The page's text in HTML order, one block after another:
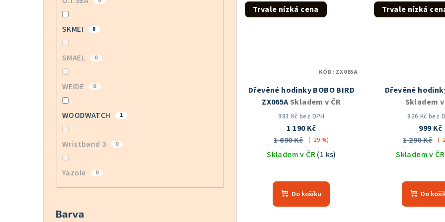
SKMEI 8
SMAEL 0
WEIDE 0
WOODWATCH 1
Wristband 3 0
Yazole 0
Barva
hvězdiček.
Trvale nízká cena
Dřevěné hodinky BOBO BIRD
ZX065A Skladem v ČR
983 Kč bez DPH
1 190 Kč
1 690 Kč
(–29 %)
Skladem v ČR(1 ks)
hodnocení
produktu
je
Do košíku
KÓD: ZX065A
Trvale nízká
Dřevěné
Skladem v
826 Kč bez
999 Kč
1 290 Kč
Skladem v ČR
je
Do